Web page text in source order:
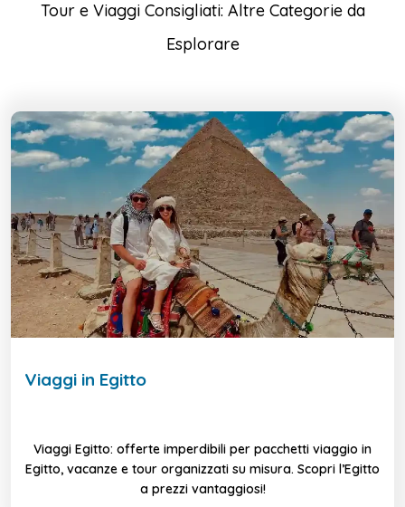
Tour e Viaggi Consigliati: Altre Categorie da
Esplorare
Viaggi in Egitto
Viaggi Egitto: offerte imperdibili per pacchetti viaggio in
Egitto, vacanze e tour organizzati su misura. Scopri l’Egitto
a prezzi vantaggiosi!